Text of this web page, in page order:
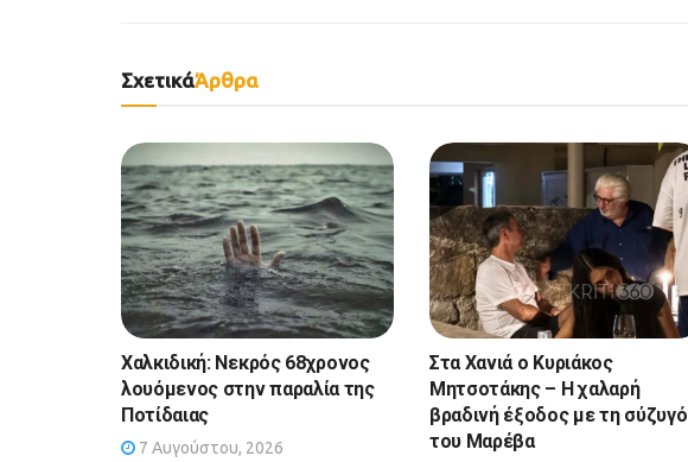
ΣχετικάΆρθρα
Χαλκιδική: Νεκρός 68χρονος
λουόμενος στην παραλία της
Ποτίδαιας
7 Αυγούστου, 2026
Στα Χανιά ο Κυριάκος
Μητσοτάκης – Η χαλαρή
βραδινή έξοδος με τη σύζυγό
του Μαρέβα